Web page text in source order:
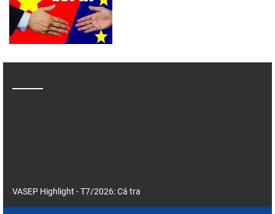
VASEP Highlight - T7/2026: Cá tra